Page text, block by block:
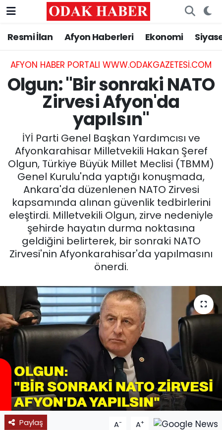
Resmi İlan Afyon Haberleri Ekonomi
AFYON HABER PORTALI WWW.ODAKGAZETESI.COM
Olgun: "Bir sonraki NATO
Zirvesi Afyon'da
yapılsın"
İYİ Parti Genel Başkan Yardımcısı ve
Afyonkarahisar Milletvekili Hakan Şeref
Olgun, Türkiye Büyük Millet Meclisi (TBMM)
Genel Kurulu'nda yaptığı konuşmada,
Ankara'da düzenlenen NATO Zirvesi
kapsamında alınan güvenlik tedbirlerini
eleştirdi. Milletvekili Olgun, zirve nedeniyle
şehirde hayatın durma noktasına
geldiğini belirterek, bir sonraki NATO
Zirvesi'nin Afyonkarahisar'da yapılmasını
önerdi.
Paylaş A- A+
AFYONKARAHİSAR HABERLERİ
Resmi İlan
ASAYİŞ
SİYASET
EĞİTİM
MAGAZİN
SAĞLIK
SPOR
Nöbetçi Eczaneler
Hava Durumu
Trafik Durumu
Süper Lig Puan Durumu ve Fikstür
Tüm Manşetler
Son Dakika Haberleri
Haber Arşivi